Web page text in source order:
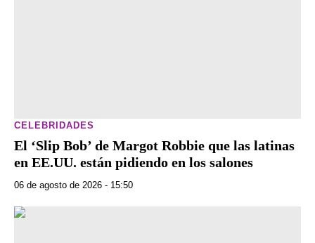
CELEBRIDADES
El ‘Slip Bob’ de Margot Robbie que las latinas
en EE.UU. están pidiendo en los salones
06 de agosto de 2026 - 15:50